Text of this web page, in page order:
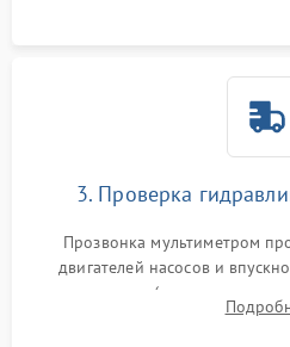
3. Проверка
Прозвонка мультиметром
двигателей насосов и
прессостата (датчика уровня
концевика дверцы и